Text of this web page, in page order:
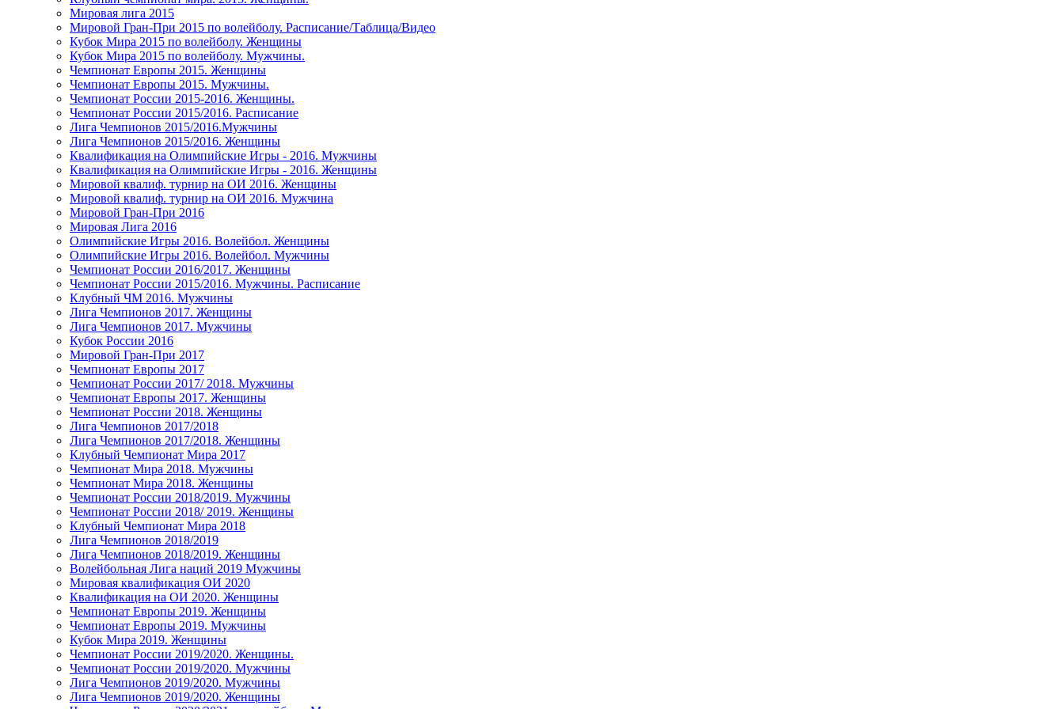
Мировая лига 2015
Мировой Гран-При 2015 по волейболу. Расписание/Таблица/Видео
Кубок Мира 2015 по волейболу. Женщины
Кубок Мира 2015 по волейболу. Мужчины.
Чемпионат Европы 2015. Женщины
Чемпионат Европы 2015. Мужчины.
Чемпионат России 2015-2016. Женщины.
Чемпионат России 2015/2016. Расписание
Лига Чемпионов 2015/2016.Мужчины
Лига Чемпионов 2015/2016. Женщины
Квалификация на Олимпийские Игры - 2016. Мужчины
Квалификация на Олимпийские Игры - 2016. Женщины
Мировой квалиф. турнир на ОИ 2016. Женщины
Мировой квалиф. турнир на ОИ 2016. Мужчина
Мировой Гран-При 2016
Мировая Лига 2016
Олимпийские Игры 2016. Волейбол. Женщины
Олимпийские Игры 2016. Волейбол. Мужчины
Чемпионат России 2016/2017. Женщины
Чемпионат России 2015/2016. Мужчины. Расписание
Клубный ЧМ 2016. Мужчины
Лига Чемпионов 2017. Женщины
Лига Чемпионов 2017. Мужчины
Кубок России 2016
Мировой Гран-При 2017
Чемпионат Европы 2017
Чемпионат России 2017/ 2018. Мужчины
Чемпионат Европы 2017. Женщины
Чемпионат России 2018. Женщины
Лига Чемпионов 2017/2018
Лига Чемпионов 2017/2018. Женщины
Клубный Чемпионат Мира 2017
Чемпионат Мира 2018. Мужчины
Чемпионат Мира 2018. Женщины
Чемпионат России 2018/2019. Мужчины
Чемпионат России 2018/ 2019. Женщины
Клубный Чемпионат Мира 2018
Лига Чемпионов 2018/2019
Лига Чемпионов 2018/2019. Женщины
Волейбольная Лига наций 2019 Мужчины
Мировая квалификация ОИ 2020
Квалификация на ОИ 2020. Женщины
Чемпионат Европы 2019. Женщины
Чемпионат Европы 2019. Мужчины
Кубок Мира 2019. Женщины
Чемпионат России 2019/2020. Женщины.
Чемпионат России 2019/2020. Мужчины
Лига Чемпионов 2019/2020. Мужчины
Лига Чемпионов 2019/2020. Женщины